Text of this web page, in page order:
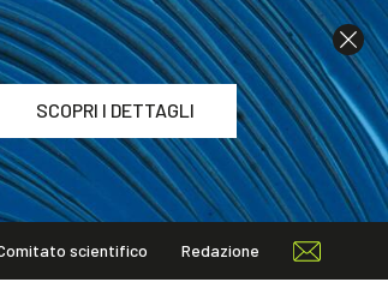
SCOPRI I DETTAGLI
scientifico Redazione